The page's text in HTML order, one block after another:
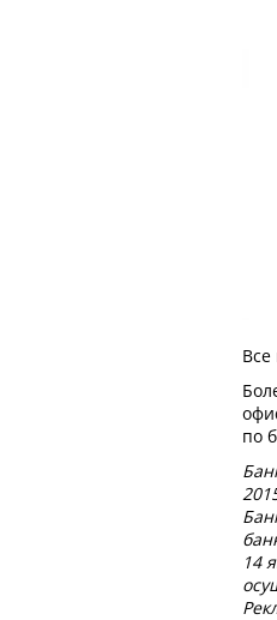
по
14